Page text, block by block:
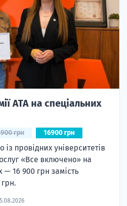
ATA на спеціальних
грн 16900 грн
із провідних університетів
«Все включено» на
— 16 900 грн замість